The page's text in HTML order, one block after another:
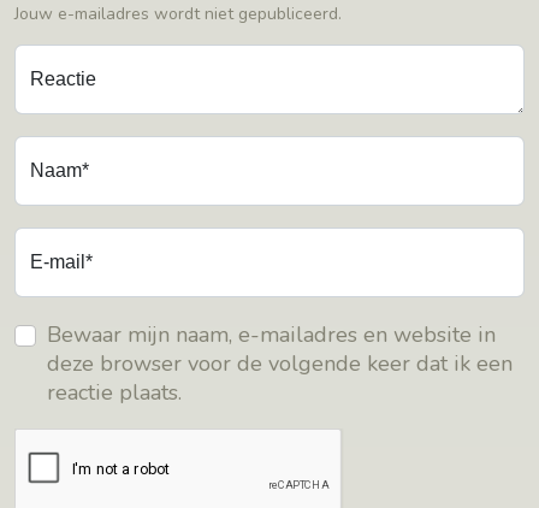
Jouw e-mailadres wordt niet gepubliceerd.
Reactie
Naam*
E-mail*
Bewaar mijn naam, e-mailadres en website in
deze browser voor de volgende keer dat ik een
reactie plaats.